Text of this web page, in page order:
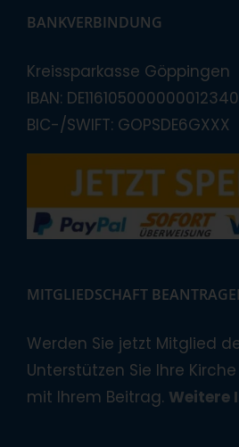
BANKVERBINDUNG
Kreissparkasse Göppingen
IBAN:
BIC-/SWIFT: GOPSDE6GXXX
MITGLIEDSCHAFT
Werden Sie jetzt Mitglied
Unterstützen Sie Ihre
mit Ihrem Beitrag. Weitere